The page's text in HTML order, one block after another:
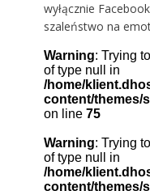
wyłącznie
szaleństwo na